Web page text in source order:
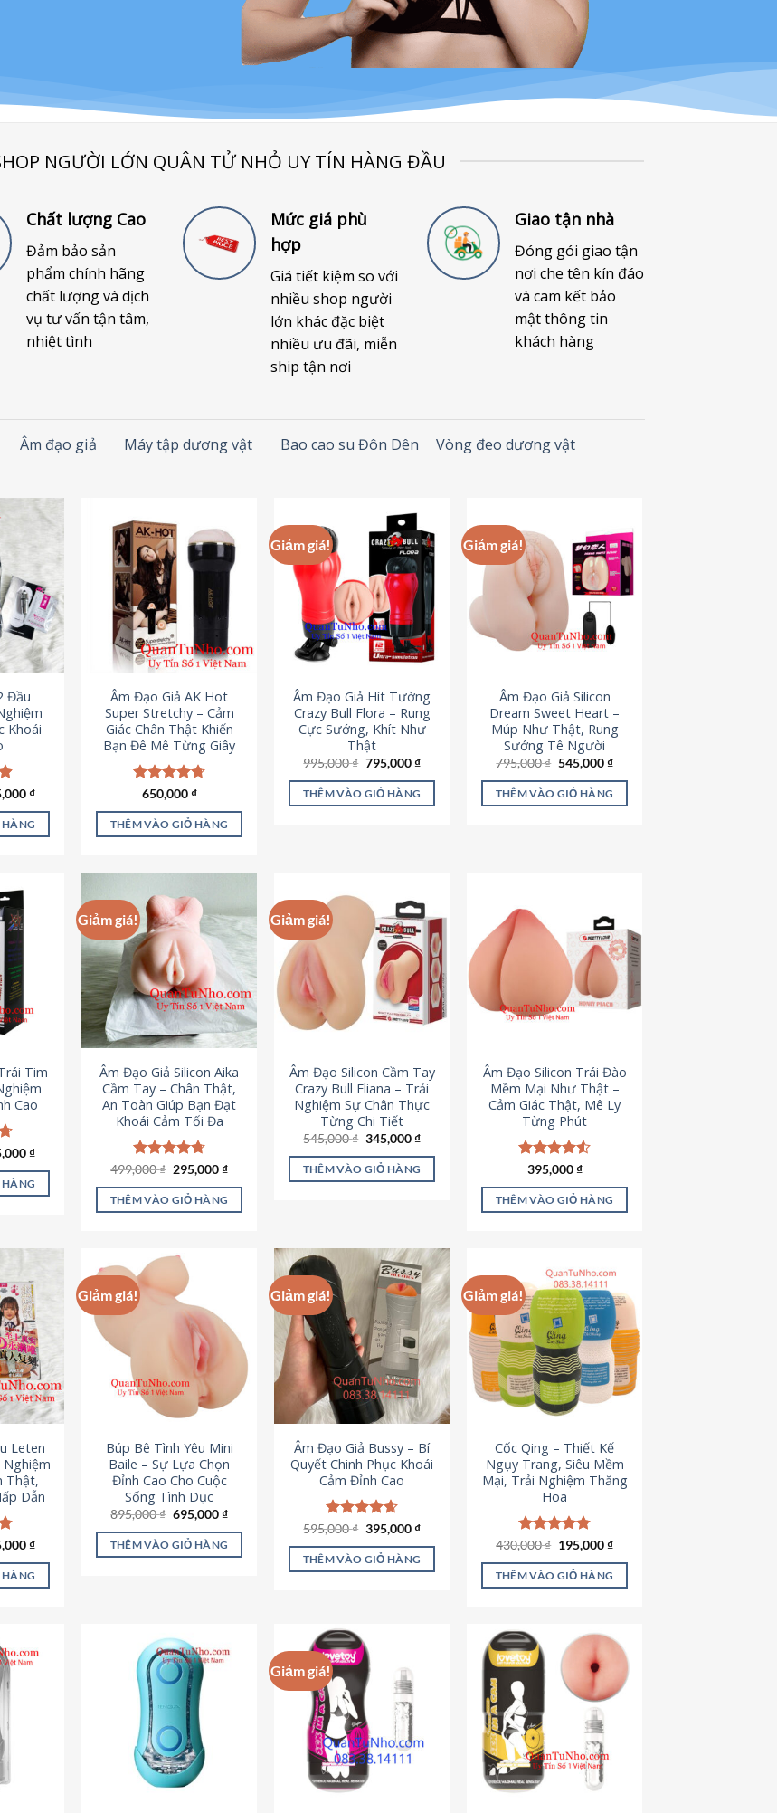
NGƯỜI LỚN QUÂN TỬ NHỎ UY TÍN HÀNG ĐẦU
Chất lượng Cao
Đảm bảo sản
phẩm chính hãng
chất lượng và dịch
vụ tư vấn tận tâm,
nhiệt tình
Mức giá phù
hợp
Giá tiết kiệm so với
nhiều shop người
lớn khác đặc biệt
nhiều ưu đãi, miễn
ship tận nơi
Giao tận nhà
Đóng gói giao tận
nơi che tên kín đáo
và cam kết bảo
mật thông tin
khách hàng
Âm đạo giả Máy tập dương vật Bao cao su Đôn Dên Vòng đeo dương vật
Đầu
Khoái
₫.
₫Giá
tại
là:
HÀNG
Âm Đạo Giả AK Hot
Super Stretchy – Cảm
Giác Chân Thật Khiến
Bạn Đê Mê Từng Giây
Được xếp
hạng4.75
5 sao
650,000₫
THÊM VÀO GIỎ HÀNG
Giảm giá!
Âm Đạo Giả Hít Tường
Crazy Bull Flora – Rung
Cực Sướng, Khít Như
Thật
995,000₫ Giá
là:
995,000 ₫.
795,000₫Giá
tại
là:
THÊM VÀO GIỎ HÀNG
Giảm giá!
Âm Đạo Giả Silicon
Dream Sweet Heart –
Múp Như Thật, Rung
Sướng Tê Người
795,000₫ Giá
là:
795,000 ₫.
545,000₫Giá
tại
là:
THÊM VÀO GIỎ HÀNG
Tim
Cao
₫.
₫Giá
tại
là:
HÀNG
Giảm giá!
Âm Đạo Giả Silicon Aika
Cầm Tay – Chân Thật,
An Toàn Giúp Bạn Đạt
Khoái Cảm Tối Đa
Được xếp
5 sao
499,000₫ Giá
là:
499,000 ₫.
295,000₫Giá
tại
là:
THÊM VÀO GIỎ HÀNG
Giảm giá!
Âm Đạo Silicon Cầm Tay
Crazy Bull Eliana – Trải
Nghiệm Sự Chân Thực
Từng Chi Tiết
545,000₫ Giá
là:
545,000 ₫.
345,000₫Giá
tại
là:
THÊM VÀO GIỎ HÀNG
Âm Đạo Silicon Trái Đào
Mềm Mại Như Thật –
Cảm Giác Thật, Mê Ly
Từng Phút
Được xếp
5 sao
395,000₫
THÊM VÀO GIỎ HÀNG
Leten
Nghiệm
Thật,
Dẫn
₫.
₫Giá
tại
là:
HÀNG
Giảm giá!
Búp Bê Tình Yêu Mini
Baile – Sự Lựa Chọn
Đỉnh Cao Cho Cuộc
Sống Tình Dục
895,000₫ Giá
là:
895,000 ₫.
695,000₫Giá
tại
là:
THÊM VÀO GIỎ HÀNG
Giảm giá!
Âm Đạo Giả Bussy – Bí
Quyết Chinh Phục Khoái
Cảm Đỉnh Cao
Được xếp
5 sao
595,000₫ Giá
là:
595,000 ₫.
395,000₫Giá
tại
là:
THÊM VÀO GIỎ HÀNG
Giảm giá!
Cốc Qing – Thiết Kế
Ngụy Trang, Siêu Mềm
Mại, Trải Nghiệm Thăng
Hoa
Được xếp
5 sao
430,000₫ Giá
là:
430,000 ₫.
195,000₫Giá
tại
là:
THÊM VÀO GIỎ HÀNG
Giảm giá!